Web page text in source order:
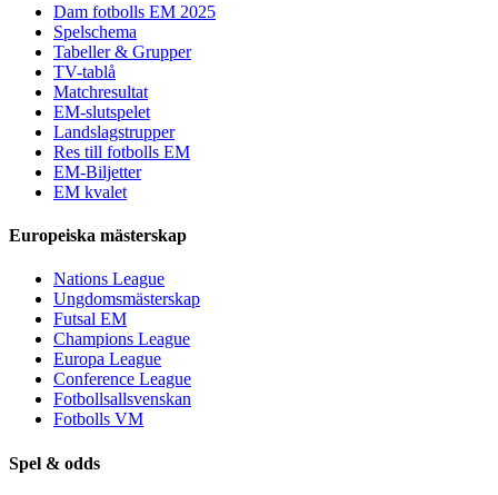
Dam fotbolls EM 2025
Spelschema
Tabeller & Grupper
TV-tablå
Matchresultat
EM-slutspelet
Landslagstrupper
Res till fotbolls EM
EM-Biljetter
EM kvalet
Europeiska mästerskap
Nations League
Ungdomsmästerskap
Futsal EM
Champions League
Europa League
Conference League
Fotbollsallsvenskan
Fotbolls VM
Spel & odds